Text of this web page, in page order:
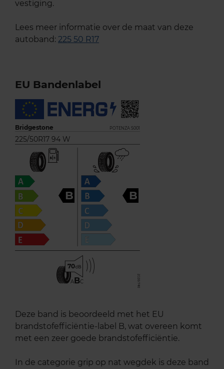
vestiging.
Lees meer informatie over de maat van deze
autoband: 225 50 R17
EU Bandenlabel
Bridgestone POTENZA S001
225/50R17 94 W
B B
70
ABC
Deze band is beoordeeld met het EU
brandstofefficiëntie-label B, wat overeen komt
met een zeer goede brandstofefficiëntie.
In de categorie grip op nat wegdek is deze band